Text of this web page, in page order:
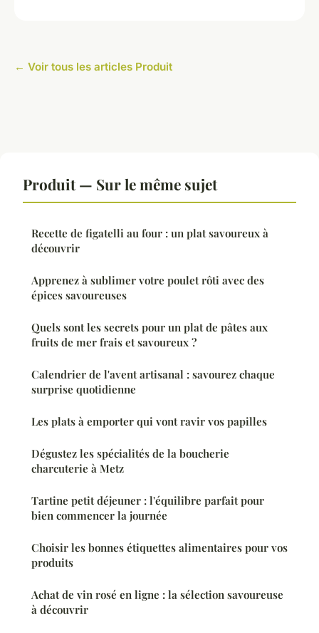
← Voir tous les articles Produit
Produit — Sur le même sujet
Recette de figatelli au four : un plat savoureux à
découvrir
Apprenez à sublimer votre poulet rôti avec des
épices savoureuses
Quels sont les secrets pour un plat de pâtes aux
fruits de mer frais et savoureux ?
Calendrier de l'avent artisanal : savourez chaque
surprise quotidienne
Les plats à emporter qui vont ravir vos papilles
Dégustez les spécialités de la boucherie
charcuterie à Metz
Tartine petit déjeuner : l'équilibre parfait pour
bien commencer la journée
Choisir les bonnes étiquettes alimentaires pour vos
produits
Achat de vin rosé en ligne : la sélection savoureuse
à découvrir